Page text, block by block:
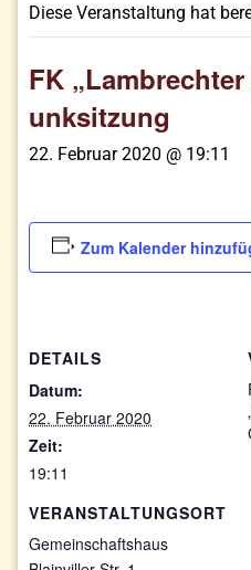
Diese Veranstaltung hat
FK
unksitzung
22. Februar 2020 @ 19:11
Zum Kalender
DETAILS
Datum:
22. Februar 2020
Zeit:
19:11
VERANSTALTUNGSORT
Gemeinschaftshaus